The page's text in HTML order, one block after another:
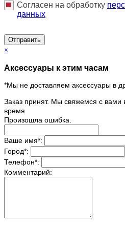
Согласен на обработку
данных
Отправить
×
Аксессуары к этим часам
*Мы не доставляем аксессуары в
Заказ принят. Мы свяжемся с вами
время
Произошла ошибка.
Ваше имя*:
Город*:
Телефон*:
Комментарий: